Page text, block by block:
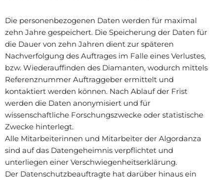
Die personenbezogenen Daten werden für maximal
zehn Jahre gespeichert. Die Speicherung der Daten für
die Dauer von zehn Jahren dient zur späteren
Nachverfolgung des Auftrages im Falle eines Verlustes,
bzw. Wiederauffinden des Diamanten, wodurch mittels
Referenznummer Auftraggeber ermittelt und
kontaktiert werden können. Nach Ablauf der Frist
werden die Daten anonymisiert und für
wissenschaftliche Forschungszwecke oder statistische
Zwecke hinterlegt.
Alle Mitarbeiterinnen und Mitarbeiter der Algordanza
sind auf das Datengeheimnis verpflichtet und
unterliegen einer Verschwiegenheitserklärung.
Der Datenschutzbeauftragte hat darüber hinaus ein